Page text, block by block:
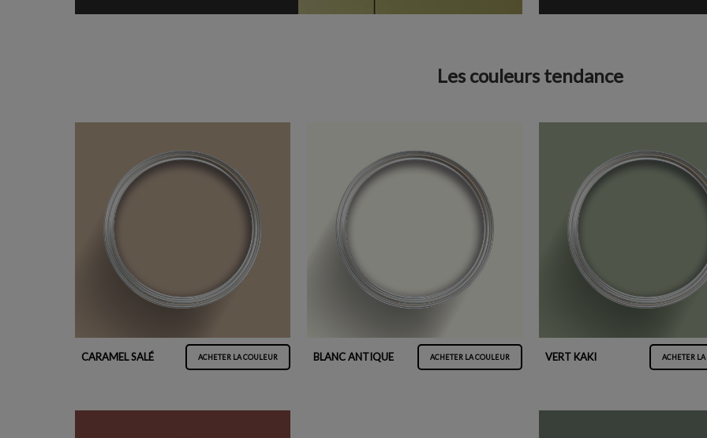
Les couleurs tendance
CARAMEL SALÉ ACHETER LA COULEUR BLANC ANTIQUE ACHETER LA COULEUR VERT KAKI ACHETER